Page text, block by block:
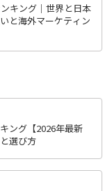
キング｜世界と日本
と海外マーケティン
ング【2026年最新
選び方